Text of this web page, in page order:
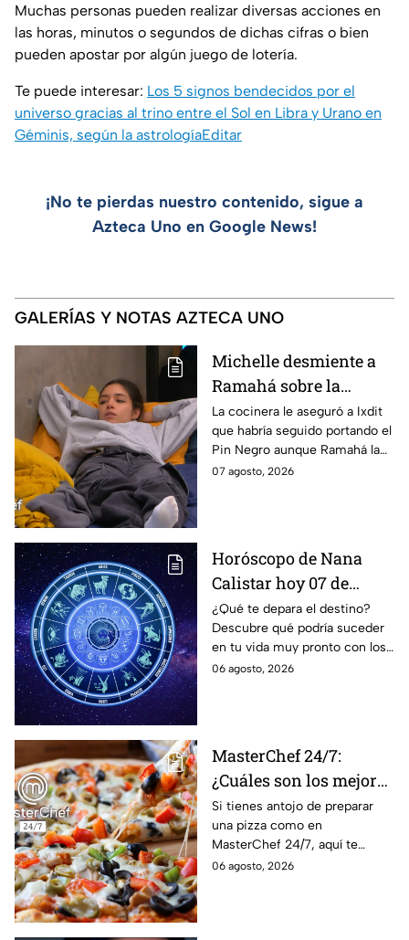
Muchas personas pueden realizar diversas acciones en
las horas, minutos o segundos de dichas cifras o bien
pueden apostar por algún juego de lotería.
Te puede interesar: Los 5 signos bendecidos por el
universo gracias al trino entre el Sol en Libra y Urano en
Géminis, según la astrologíaEditar
¡No te pierdas nuestro contenido, sigue a
Azteca Uno en Google News!
GALERÍAS Y NOTAS AZTECA UNO
Michelle desmiente a
Ramahá sobre la
designación del Pin
Negro a un integrante
de las "Divas" en
MasterChef 24/7
La cocinera le aseguró a Ixdit
que habría seguido portando el
Pin Negro aunque Ramahá la
hubiera subido al balcón
07 agosto, 2026
Horóscopo de Nana
Calistar hoy 07 de
agosto; estos signos
podrían dejar de estar
solteros más pronto de
lo que imaginan y
¿Qué te depara el destino?
Descubre qué podría suceder
en tu vida muy pronto con los
horóscopos de Nana Calistar;
06 agosto, 2026
MasterChef 24/7:
¿Cuáles son los mejores
quesos para preparar
pizza en casa?
Si tienes antojo de preparar
una pizza como en
MasterChef 24/7, aquí te
contamos todo lo que debes
06 agosto, 2026